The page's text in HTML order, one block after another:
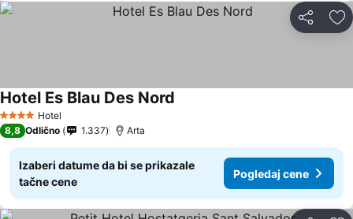
Deli
4 ZvezdiceHotel
Hotel Es Blau Des Nord
8,8 Odlično 1.337 Arta
Izaberi datume da bi se prikazale
tačne cene
Pogledaj cene